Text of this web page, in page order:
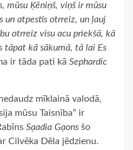
mūsu Ķēniņš, viņš ir mūsu
un atpestīs otrreiz, un ļauj
otrreiz visu acu priekšā, kā
tāpat kā sākumā, tā lai Es
ir tāda pati kā Sephardic
mīklainā valodā,
mūsu Taisnība” ir
Sạadia Gạons šo
Cilvēka Dēla jēdzienu.